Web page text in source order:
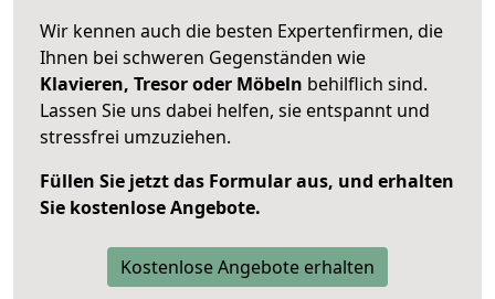
Wir kennen auch die besten Expertenfirmen, die
Ihnen bei schweren Gegenständen wie
Klavieren, Tresor oder Möbeln behilflich sind.
Lassen Sie uns dabei helfen, sie entspannt und
stressfrei umzuziehen.
Füllen Sie jetzt das Formular aus, und erhalten
Sie kostenlose Angebote.
Kostenlose Angebote erhalten